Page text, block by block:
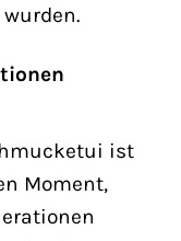
ist
Moment,